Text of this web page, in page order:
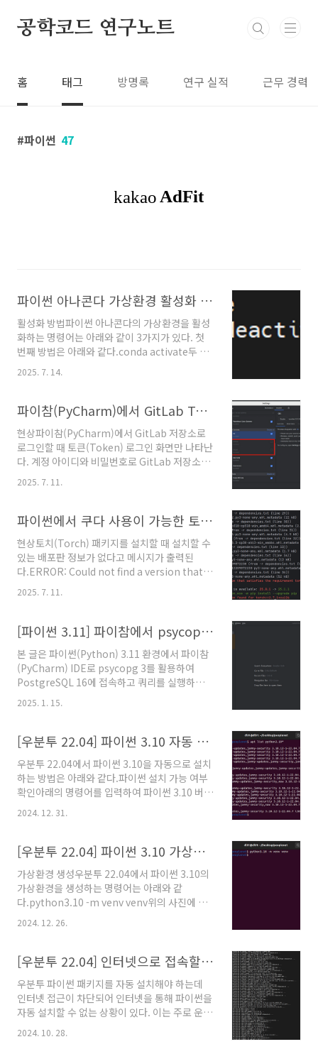
공학코드 연구노트
홈 태그 방명록 연구 실적 근무 경력
파이썬 47
파이썬 아나콘다 가상환경 활성화 및 비활성화 명령어
활성화 방법파이썬 아나콘다의 가상환경을 활성
화하는 명령어는 아래와 같이 3가지가 있다. 첫
번째 방법은 아래와 같다.conda activate두 번
재 방법은 아래와 같다.activate세 번째 방법은
아래와 같다.source activate아래와 같이 특정
다.conda activate {가상환경명}비활성화 방법
파이썬 아나콘다의 가상환경을 비활성화하는 명
령어는 아래와 같이 3가지가 있다. 첫 번째 방법
은 아래와 같다.conda deactivate두 번째 방법
은 아래와 같다.deactivate세 번째 방법은 아래
와 같다.source deactivate 위의 명령어들을
2025. 7. 14.
파이참(PyCharm)에서 GitLab Token 로그인이 아닌 계정 아이디와 비밀번호로 로그인을 하고 싶은 경우
현상파이참(PyCharm)에서 GitLab 저장소로
로그인할 때 토큰(Token) 로그인 화면만 나타난
다. 계정 아이디와 비밀번호로 GitLab 저장소에
로그인을 해야 하는 경우 곤란한 상황이 발생한
다.보안 관점에서는 GitLab 저장소에 로그인(인
GitLab이 아이디와 비밀번호만으로 로그인해야
GitLab 플러그인을 비활성화한다. 'File' →
'Settings...' → 'Plugins'로 이동하여 아래의
사진과 같이 항목이 선택되어 있지 않도록 설정
한다.다시 시도하면 아래와 같이 아이디와 비밀
서 ..
2025. 7. 11.
파이썬에서 쿠다 사용이 가능한 토치 패키지를 설치할 때 오류가 발생하는 경우 해결 방법
현상토치(Torch) 패키지를 설치할 때 설치할 수
있는 배포판 정보가 없다고 메시지가 출력된
다.ERROR: Could not find a version that
satisfies the requirement
torch==2.7.1+cu126 (from versions:
2.0.1, 2.1.0, 2.1.1, 2.1.2, 2.2.0, 2.2.1, 2.2.2,
2.3.0, 2.3.1, 2.4.0, 2.4.1, 2.5.0, 2.5.1, 2.6.0,
2.7.0, 2.7.1)ERROR: No matching
distribution found for
torch==2.7.1+cu126원인쿠다(CUDA) 12.6
버전을 사용할 수 있는..
2025. 7. 11.
[파이썬 3.11] 파이참에서 psycopg 3 를 활용하여 PostgreSQL 16 에 접속하고 쿼리 실행하기
본 글은 파이썬(Python) 3.11 환경에서 파이참
(PyCharm) IDE로 psycopg 3를 활용하여
PostgreSQL 16에 접속하고 쿼리를 실행하는
설치하는 방법아래의 명령어를 파이참 터미널에
설치할 수 있다.pip install
"psycopg[binary]"눈으로 설치되는 것을 하나
씩 확인하고 싶다면 아래의 GUI(Graphical
User Interface)로 설치하는 방법을 활용할 수
있다.GUI로 설치하는 방법파이참에서 아래의 사
진처럼 패키지 관리 화면으로 이동한다.File →
2025. 1. 15.
[우분투 22.04] 파이썬 3.10 자동 설치 방법
우분투 22.04에서 파이썬 3.10을 자동으로 설치
하는 방법은 아래와 같다.파이썬 설치 가능 여부
확인아래의 명령어를 입력하여 파이썬 3.10 버전
python3.10*파이썬 설치아래의 명령어를 입력
python3.10apt install python3.10-pipapt
install python3.10-venv
2024. 12. 31.
[우분투 22.04] 파이썬 3.10 가상환경 생성 및 활성화 방법
가상환경 생성우분투 22.04에서 파이썬 3.10의
가상환경을 생성하는 명령어는 아래와 같
다.python3.10 -m venv venv위의 사진에 나
타난 명령어를 실행하면 아래의 사진처럼 가상환
경 디렉토리가 생성된 것을 확인할 수 있다.아래
도록 실행 권한을 부여한다.sudo chmod +x
력하면 가상환경을 활성화 할 수 있다.source
venv/bin/activate참고문서"venv —
Creation of virtual environments", 파이썬
3.10 문서 . @원문보기
2024. 12. 26.
[우분투 22.04] 인터넷으로 접속할 수 없는 운영 서버에 파이썬 3.11 설치하기
우분투 파이썬 패키지를 자동 설치해야 하는데
인터넷 접근이 차단되어 인터넷을 통해 파이썬을
자동 설치할 수 없는 상황이 있다. 이는 주로 운영
서버 환경에서 보안 때문에 많이 발생하는 상황
이다. 인터넷 접근을 개방하는 것이 가장 편리한
2024. 10. 28.